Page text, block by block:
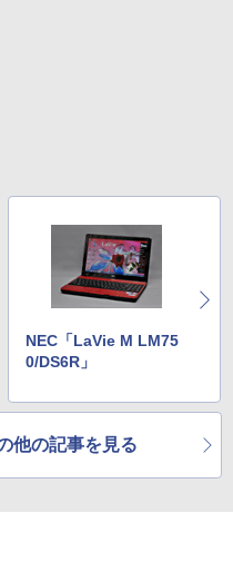
NEC「LaVie M LM75
0/DS6R」
他の記事を見る